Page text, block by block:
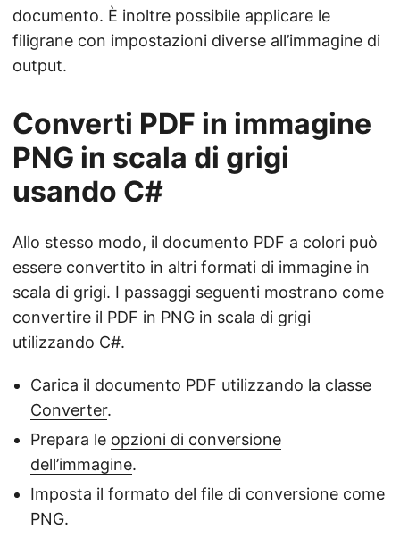
documento. È inoltre possibile applicare le
filigrane con impostazioni diverse all’immagine di
output.
Converti PDF in immagine
PNG in scala di grigi
usando C#
Allo stesso modo, il documento PDF a colori può
essere convertito in altri formati di immagine in
scala di grigi. I passaggi seguenti mostrano come
convertire il PDF in PNG in scala di grigi
utilizzando C#.
Carica il documento PDF utilizzando la classe
Converter.
Prepara le opzioni di conversione
dell’immagine.
Imposta il formato del file di conversione come
PNG.